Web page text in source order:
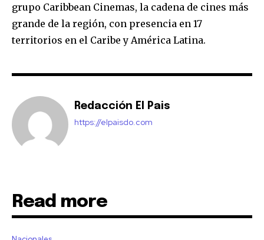
grupo Caribbean Cinemas, la cadena de cines más
grande de la región, con presencia en 17
territorios en el Caribe y América Latina.
Redacción El Pais
https://elpaisdo.com
Read more